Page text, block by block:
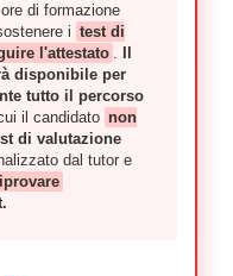
di formazione
i test di
l'attestato .
disponibile per
tutto il percorso
il candidato non
di valutazione
dal tutor e